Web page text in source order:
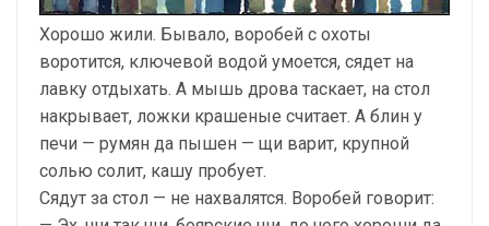
Хорошо жили. Бывало, воробей с охоты
воротится, ключевой водой умоется, сядет на
лавку отдыхать. А мышь дрова таскает, на стол
накрывает, ложки крашеные считает. А блин у
печи — румян да пышен — щи варит, крупной
солью солит, кашу пробует.
Сядут за стол — не нахвалятся. Воробей говорит: